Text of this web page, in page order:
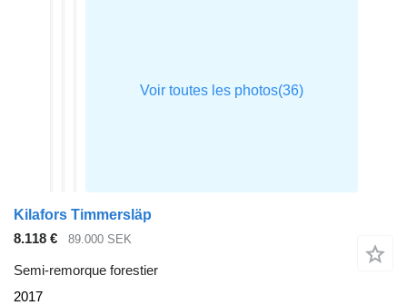
Kilafors Timmersläp
8.118 €
89.000 SEK
Semi-remorque forestier
2017